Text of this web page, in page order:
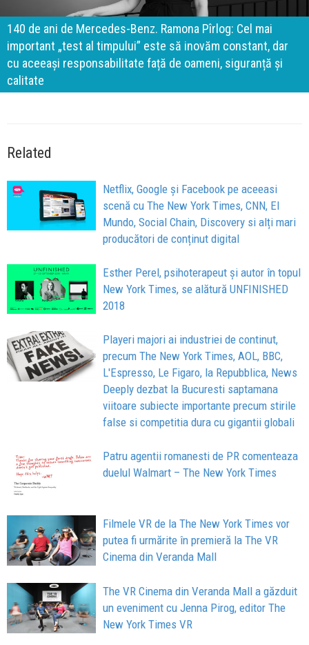
140 de ani de Mercedes-Benz. Ramona Pîrlog: Cel mai
important „test al timpului” este să inovăm constant, dar
cu aceeași responsabilitate față de oameni, siguranță și
calitate
Related
Netflix, Google și Facebook pe aceeasi
scenă cu The New York Times, CNN, El
Mundo, Social Chain, Discovery si alți mari
producători de conținut digital
Esther Perel, psihoterapeut și autor în topul
New York Times, se alătură UNFINISHED
2018
Playeri majori ai industriei de continut,
precum The New York Times, AOL, BBC,
L'Espresso, Le Figaro, la Repubblica, News
Deeply dezbat la Bucuresti saptamana
viitoare subiecte importante precum stirile
false si competitia dura cu gigantii globali
Patru agentii romanesti de PR comenteaza
duelul Walmart – The New York Times
Filmele VR de la The New York Times vor
putea fi urmărite în premieră la The VR
Cinema din Veranda Mall
The VR Cinema din Veranda Mall a găzduit
un eveniment cu Jenna Pirog, editor The
New York Times VR